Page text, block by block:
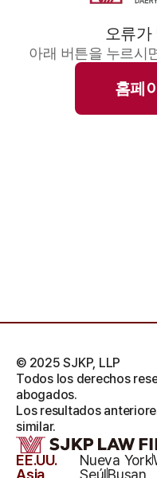
오류
아래 버튼을 누르시
홈페
EE.UU. Nueva York
© 2025 SJKP, LLP
Todos los derechos
abogados.
Los resultados
similar.